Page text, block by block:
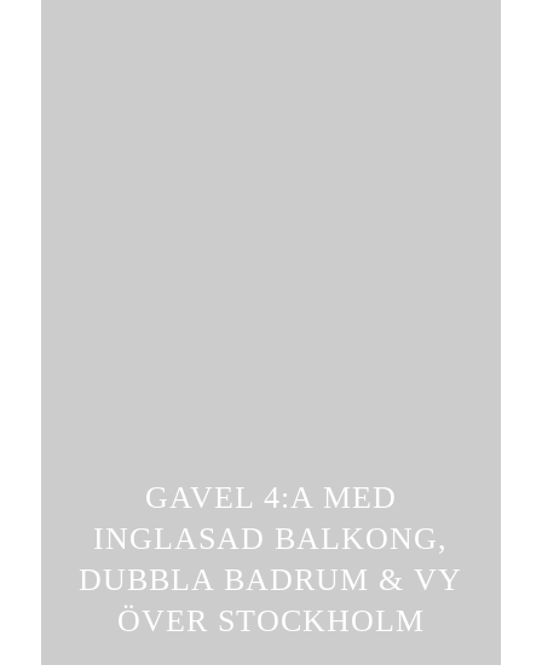
GAVEL 4:A MED
INGLASAD BALKONG,
DUBBLA BADRUM & VY
ÖVER STOCKHOLM